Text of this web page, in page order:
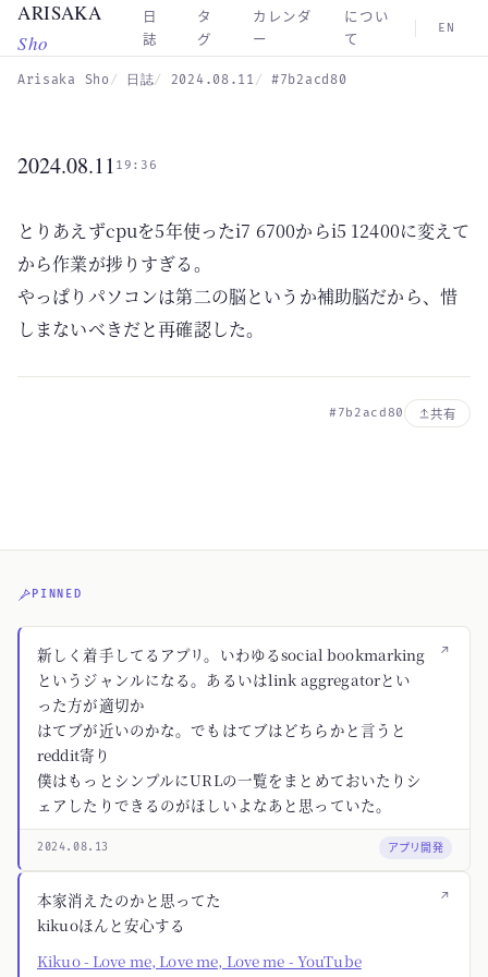
Skip to main content
ARISAKA
Sho
日
誌
タ
グ
カレンダ
ー
につい
て
EN
Arisaka Sho 日誌 2024.08.11 #7b2acd80
2024.08.11 19:36
とりあえずcpuを5年使ったi7 6700からi5 12400に変えて
から作業が捗りすぎる。
やっぱりパソコンは第二の脳というか補助脳だから、惜
しまないべきだと再確認した。
#7b2acd80 共有
PINNED
↗
新しく着手してるアプリ。いわゆるsocial bookmarking
というジャンルになる。あるいはlink aggregatorとい
った方が適切か
はてブが近いのかな。でもはてブはどちらかと言うと
reddit寄り
僕はもっとシンプルにURLの一覧をまとめておいたりシ
ェアしたりできるのがほしいよなあと思っていた。
2024.08.13 アプリ開発
↗
本家消えたのかと思ってた
kikuoほんと安心する
Kikuo - Love me, Love me, Love me - YouTube